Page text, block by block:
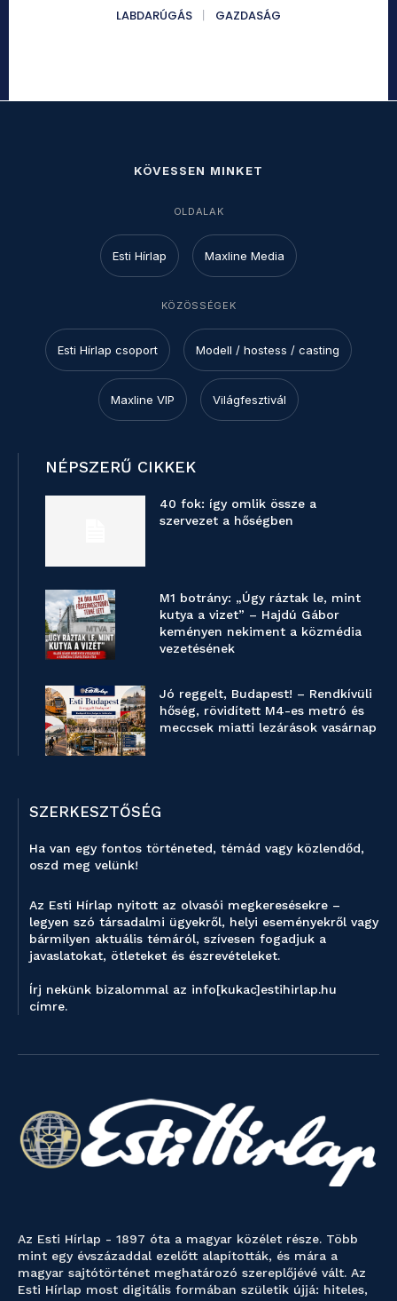
LABDARÚGÁS
GAZDASÁG
KÖVESSEN MINKET
OLDALAK
Esti Hírlap Maxline Media
KÖZÖSSÉGEK
Esti Hírlap csoport Modell / hostess / casting
Maxline VIP Világfesztivál
NÉPSZERŰ CIKKEK
40 fok: így omlik össze a
szervezet a hőségben
M1 botrány: „Úgy ráztak le, mint
kutya a vizet” – Hajdú Gábor
keményen nekiment a közmédia
vezetésének
Jó reggelt, Budapest! – Rendkívüli
hőség, rövidített M4-es metró és
meccsek miatti lezárások vasárnap
SZERKESZTŐSÉG
Ha van egy fontos történeted, témád vagy közlendőd,
oszd meg velünk!
Az Esti Hírlap nyitott az olvasói megkeresésekre –
legyen szó társadalmi ügyekről, helyi eseményekről vagy
bármilyen aktuális témáról, szívesen fogadjuk a
javaslatokat, ötleteket és észrevételeket.
Írj nekünk bizalommal az info[kukac]estihirlap.hu
címre.
Az Esti Hírlap - 1897 óta a magyar közélet része. Több
mint egy évszázaddal ezelőtt alapították, és mára a
magyar sajtótörténet meghatározó szereplőjévé vált. Az
Esti Hírlap most digitális formában születik újjá: hiteles,